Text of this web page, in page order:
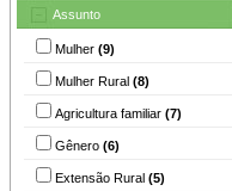
Assunto
Mulher (9)
Mulher Rural (8)
Agricultura familiar (7)
Gênero (6)
Extensão Rural (5)